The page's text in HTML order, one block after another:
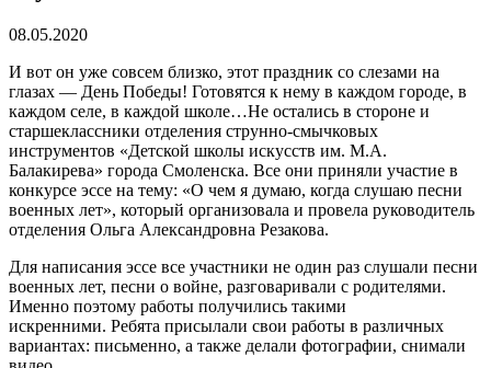
08.05.2020
И вот он уже совсем близко, этот праздник со слезами на
глазах — День Победы! Готовятся к нему в каждом городе, в
каждом селе, в каждой школе…Не остались в стороне и
старшеклассники отделения струнно-смычковых
инструментов «Детской школы искусств им. М.А.
Балакирева» города Смоленска. Все они приняли участие в
конкурсе эссе на тему: «О чем я думаю, когда слушаю песни
военных лет», который организовала и провела руководитель
отделения Ольга Александровна Резакова.
Для написания эссе все участники не один раз слушали песни
военных лет, песни о войне, разговаривали с родителями.
Именно поэтому работы получились такими
искренними. Ребята присылали свои работы в различных
вариантах: письменно, а также делали фотографии, снимали